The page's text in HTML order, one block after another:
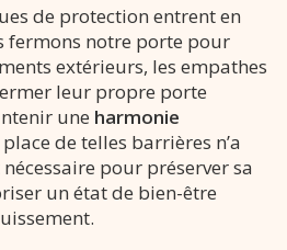
de protection entrent en
fermons notre porte pour
extérieurs, les empathes
leur propre porte
une harmonie
de telles barrières n’a
pour préserver sa
un état de bien-être